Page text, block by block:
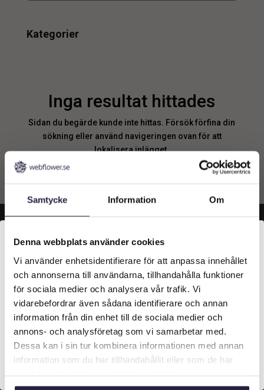
Samtycke Information Om
Denna webbplats använder cookies
Vi använder enhetsidentifierare för att anpassa innehållet
och annonserna till användarna, tillhandahålla funktioner
för sociala medier och analysera vår trafik. Vi
vidarebefordrar även sådana identifierare och annan
information från din enhet till de sociala medier och
annons- och analysföretag som vi samarbetar med.
Dessa kan i sin tur kombinera informationen med annan
information som du har tillhandahållit eller som de har
Kategorier
Inga resultat hittades
Sidan du begärde kunde inte hittas. Försök förfina din
sökning eller använd navigeringen ovan för att
lokalisera inlägget.

Grustagsgatan 13,
254 64 Helsingborg
 042-33 00 20
 info@webflower.se
SOCIALA MEDIER
Välkommen till Webflower
Vilken typ av kund är du? Du kan alltid justera ditt val
längst upp på sidan.
Företagskund (exkl. moms)
Privatkund (inkl. moms)